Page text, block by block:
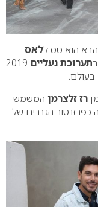
הוא טס ללאס
תערוכת נעליים 2019
בעולם.
רז זלצרמן המשמש
כפרזנטור הגברים של